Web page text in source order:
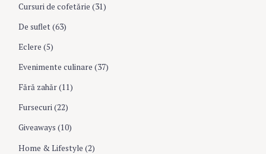
Cursuri de cofetărie (31)
De suflet(63)
Eclere (5)
Evenimente culinare (37)
Fără zahăr(11)
Fursecuri(22)
Giveaways (10)
Home & Lifestyle (2)